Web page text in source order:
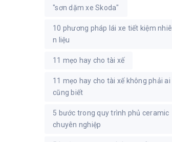
"sơn dặm xe Skoda"
10 phương pháp lái xe tiết kiệm nhiê
n liệu
11 mẹo hay cho tài xế
11 mẹo hay cho tài xế không phải ai
cũng biết
5 bước trong quy trình phủ ceramic
chuyên nghiệp